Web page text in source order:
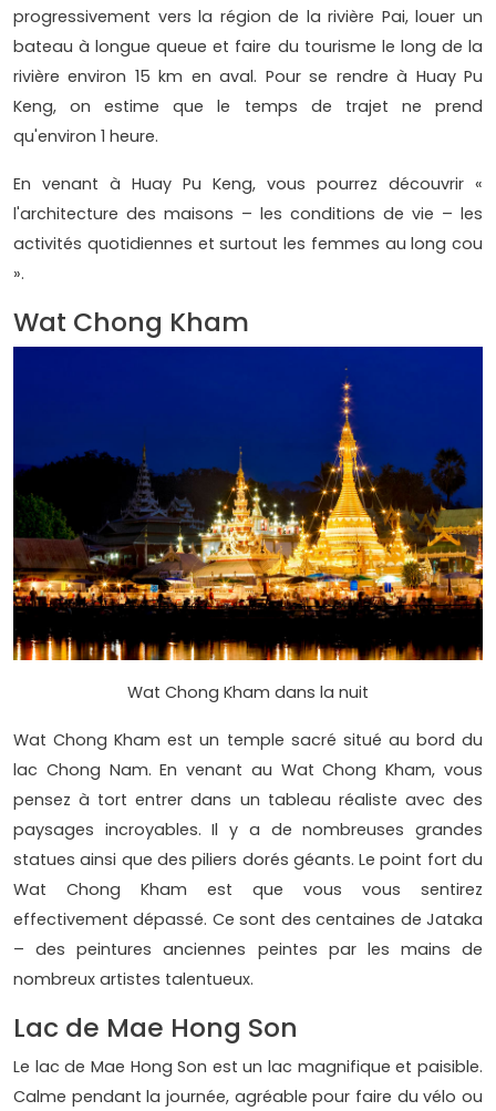
progressivement vers la région de la rivière Pai, louer un
bateau à longue queue et faire du tourisme le long de la
rivière environ 15 km en aval. Pour se rendre à Huay Pu
Keng, on estime que le temps de trajet ne prend
qu'environ 1 heure.
En venant à Huay Pu Keng, vous pourrez découvrir «
l'architecture des maisons – les conditions de vie – les
activités quotidiennes et surtout les femmes au long cou
».
Wat Chong Kham
Wat Chong Kham dans la nuit
Wat Chong Kham est un temple sacré situé au bord du
lac Chong Nam. En venant au Wat Chong Kham, vous
pensez à tort entrer dans un tableau réaliste avec des
paysages incroyables. Il y a de nombreuses grandes
statues ainsi que des piliers dorés géants. Le point fort du
Wat Chong Kham est que vous vous sentirez
effectivement dépassé. Ce sont des centaines de Jataka
– des peintures anciennes peintes par les mains de
nombreux artistes talentueux.
Lac de Mae Hong Son
Le lac de Mae Hong Son est un lac magnifique et paisible.
Calme pendant la journée, agréable pour faire du vélo ou